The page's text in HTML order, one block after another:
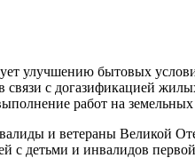
улучшению бытовых
с догазификацией
работ на
и ветераны Великой
с детьми и инвалидов